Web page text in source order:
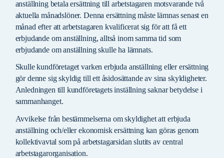
anställning betala ersättning till arbetstagaren motsvarande två
aktuella månadslöner. Denna ersättning måste lämnas senast en
månad efter att arbetstagaren kvalificerat sig för att få ett
erbjudande om anställning, alltså inom samma tid som
erbjudande om anställning skulle ha lämnats.
Skulle kundföretaget varken erbjuda anställning eller ersättning
gör denne sig skyldig till ett åsidosättande av sina skyldigheter.
Anledningen till kundföretagets inställning saknar betydelse i
sammanhanget.
Avvikelse från bestämmelserna om skyldighet att erbjuda
anställning och/eller ekonomisk ersättning kan göras genom
kollektivavtal som på arbetstagarsidan slutits av central
arbetstagarorganisation.